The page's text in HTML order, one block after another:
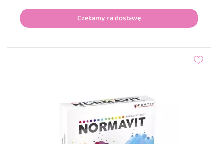
Czekamy na dostawę